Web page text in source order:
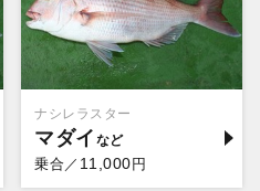
ナシレラスター
マダイ
乗合／ 11,000円